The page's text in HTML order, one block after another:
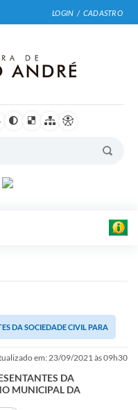
LOGIN / CADASTRO
DA SOCIEDADE CIVIL PARA
em: 23/09/2021 às 09h30
DA
MUNICIPAL DA